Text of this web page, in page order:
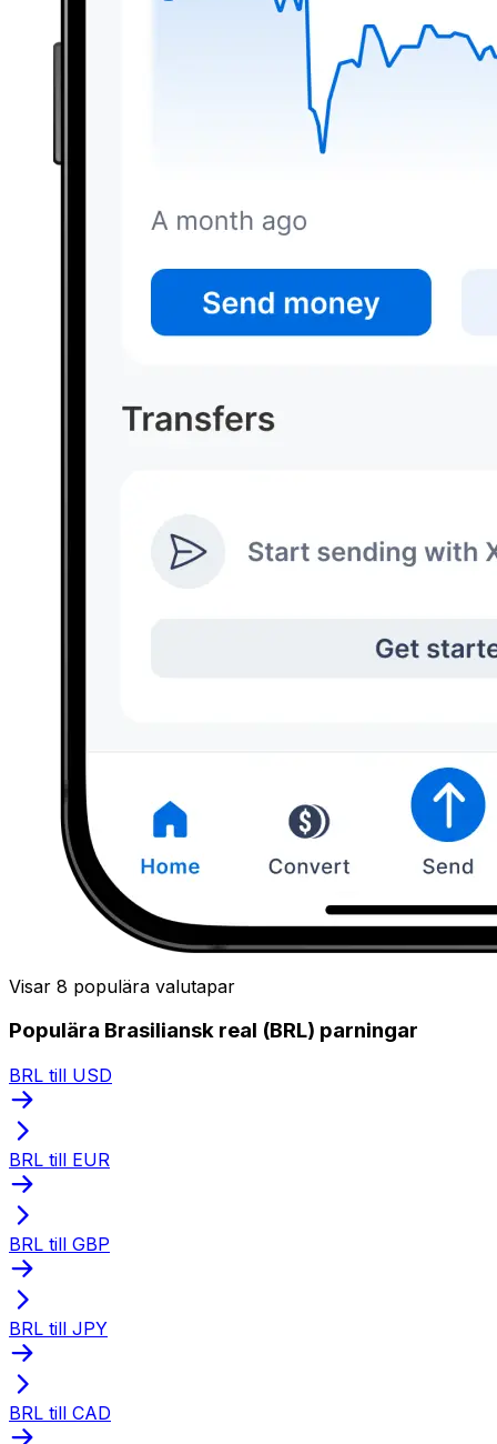
Visar 8 populära valutapar
Populära Brasiliansk real (BRL) parningar
BRL till USD
BRL till EUR
BRL till GBP
BRL till JPY
BRL till CAD